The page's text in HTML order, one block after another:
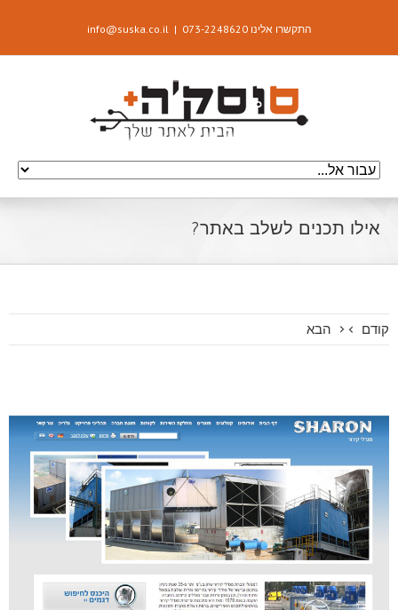
התקשרו אלינו 073-2248620 |
info@suska.co.il
אילו תכנים לשלב באתר?
קודם הבא